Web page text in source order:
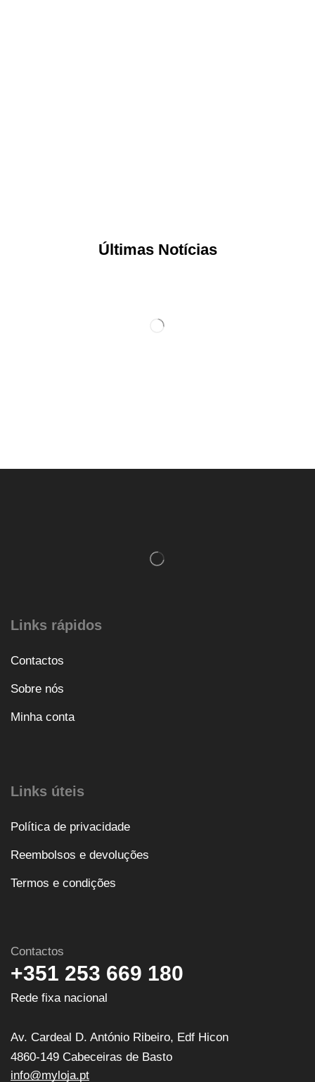
Últimas Notícias
Links rápidos
Contactos
Sobre nós
Minha conta
Links úteis
Política de privacidade
Reembolsos e devoluções
Termos e condições
Contactos
+351 253 669 180
Rede fixa nacional
Av. Cardeal D. António Ribeiro, Edf Hicon
4860-149 Cabeceiras de Basto
info@myloja.pt